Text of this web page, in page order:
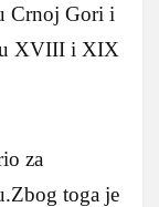
Crnoj Gori i
u XVIII i XIX
za
toga je